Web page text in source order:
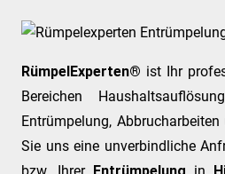
RümpelExperten® ist Ihr
Bereichen
Entrümpelung,
Sie uns eine unverbindliche